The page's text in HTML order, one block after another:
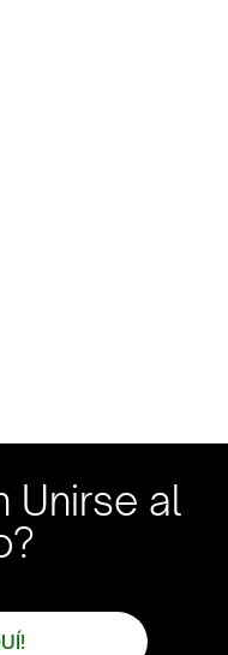
Unirse al